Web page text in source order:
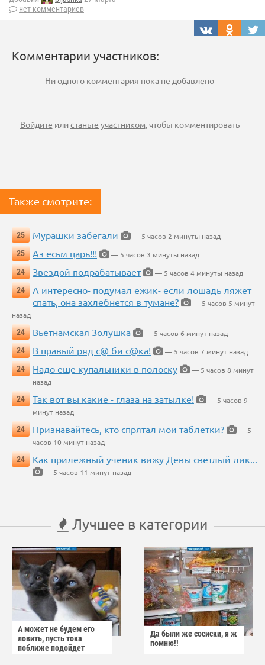
нет комментариев
Комментарии участников:
Ни одного комментария пока не добавлено
Войдите илистаньте участником, чтобы комментировать
Также смотрите:
25 Мурашки забегали
— 5 часов 2 минуты назад
25
Аз есьм царь!!!
— 5 часов 3 минуты назад
24
Звездой подрабатывает
— 5 часов 4 минуты назад
24
А интересно- подумал ежик- если лошадь ляжет
спать, она захлебнется в тумане?
— 5 часов 5 минут
назад
24
Вьетнамская Золушка
— 5 часов 6 минут назад
24
В правый ряд с@ би с@ка!
— 5 часов 7 минут назад
24
Надо еще купальники в полоску
— 5 часов 8 минут
назад
24
Так вот вы какие - глаза на затылке!
— 5 часов 9
минут назад
24
Признавайтесь, кто спрятал мои таблетки?
— 5
часов 10 минут назад
24
Как прилежный ученик вижу Девы светлый лик...
— 5 часов 11 минут назад
Лучшее в категории
А может не будем его
ловить, пусть тока
поближе подойдет
Да были же сосиски, я ж
помню!!